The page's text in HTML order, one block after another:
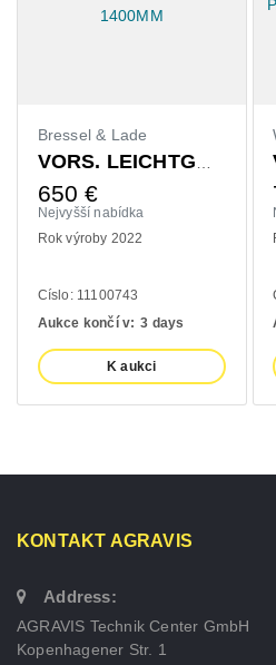
Bressel & Lade
VORS. LEICHTGUTSCHAUFEL 1400MM
650 €
Nejvyšší nabídka
Rok výroby 2022
Císlo: 11100743
Aukce končí v: 3 days
K aukci
KONTAKT AGRAVIS
Address:
AGRAVIS Technik Center GmbH
Kopenhagener Str. 1